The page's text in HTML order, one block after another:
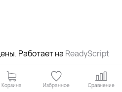
Работает на ReadyScript
Корзина Избранное Сравнение